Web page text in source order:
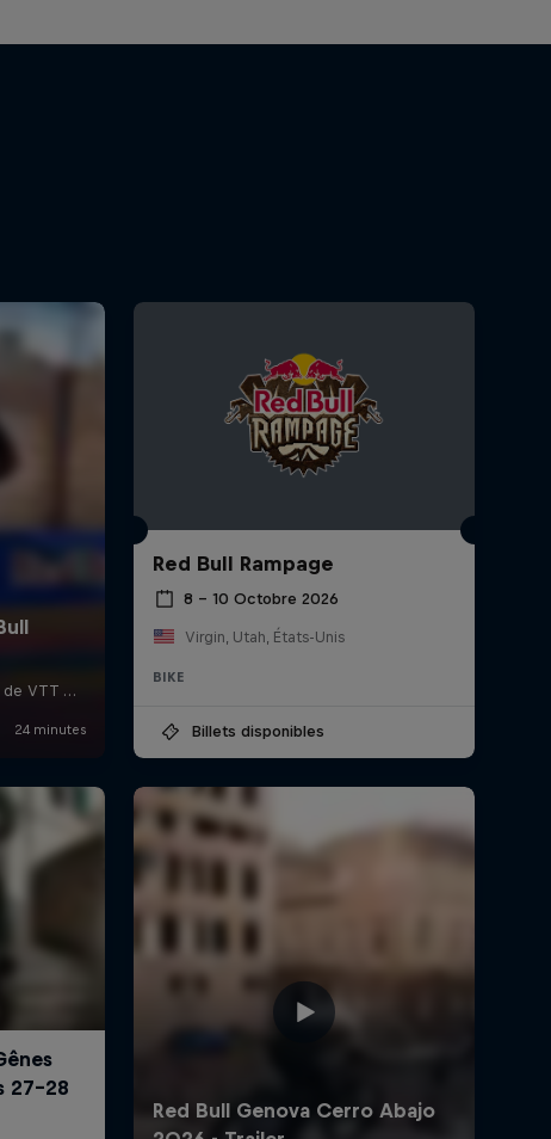
Red Bull Rampage
8 – 10 Octobre 2026
Virgin, Utah, États-Unis
BIKE
Billets disponibles